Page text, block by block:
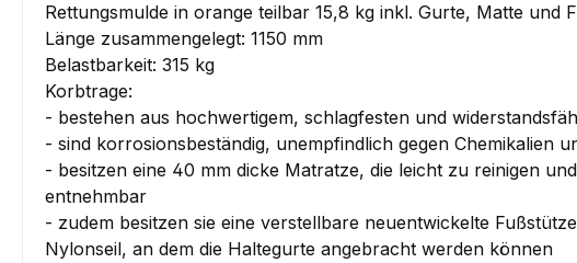
Rettungsmulde in orange teilbar 15,8 kg inkl. Gurte, Matte und
Länge zusammengelegt: 1150 mm
Belastbarkeit: 315 kg
Korbtrage:
- bestehen aus hochwertigem, schlagfesten und
- sind korrosionsbeständig, unempfindlich gegen Chemikalien
- besitzen eine 40 mm dicke Matratze, die leicht zu reinigen
entnehmbar
- zudem besitzen sie eine verstellbare neuentwickelte
Nylonseil, an dem die Haltegurte angebracht werden können